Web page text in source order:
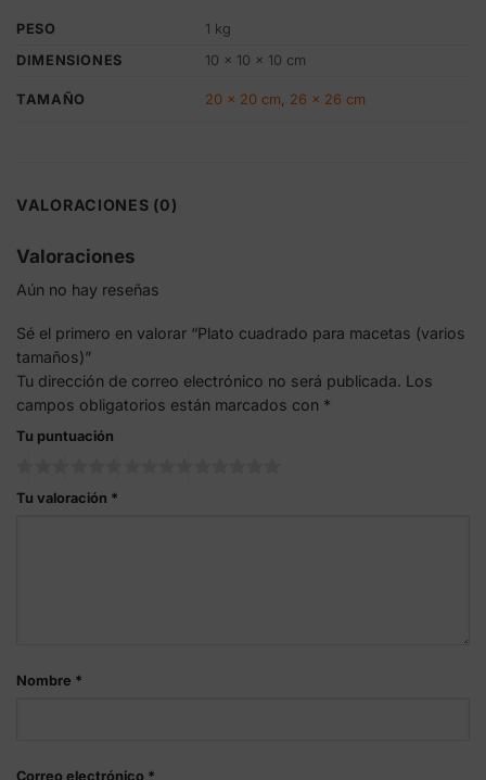
PESO
1 kg
DIMENSIONES
10 × 10 × 10 cm
TAMAÑO 20 x 20 cm 26 x 26 cm
VALORACIONES (0)
Valoraciones
Aún no hay reseñas
Sé el primero en valorar “Plato cuadrado para macetas (varios
tamaños)”
Tu dirección de correo electrónico no será publicada. Los
campos obligatorios están marcados con *
Tu puntuación
Tu valoración *
Nombre *
Correo electrónico *